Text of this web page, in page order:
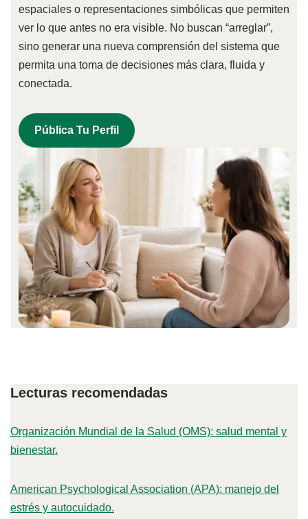
espaciales o representaciones simbólicas que permiten
ver lo que antes no era visible. No buscan “arreglar”,
sino generar una nueva comprensión del sistema que
permita una toma de decisiones más clara, fluida y
conectada.
Pública Tu Perfil
Lecturas recomendadas
Organización Mundial de la Salud (OMS): salud mental y
bienestar.
American Psychological Association (APA): manejo del
estrés y autocuidado.